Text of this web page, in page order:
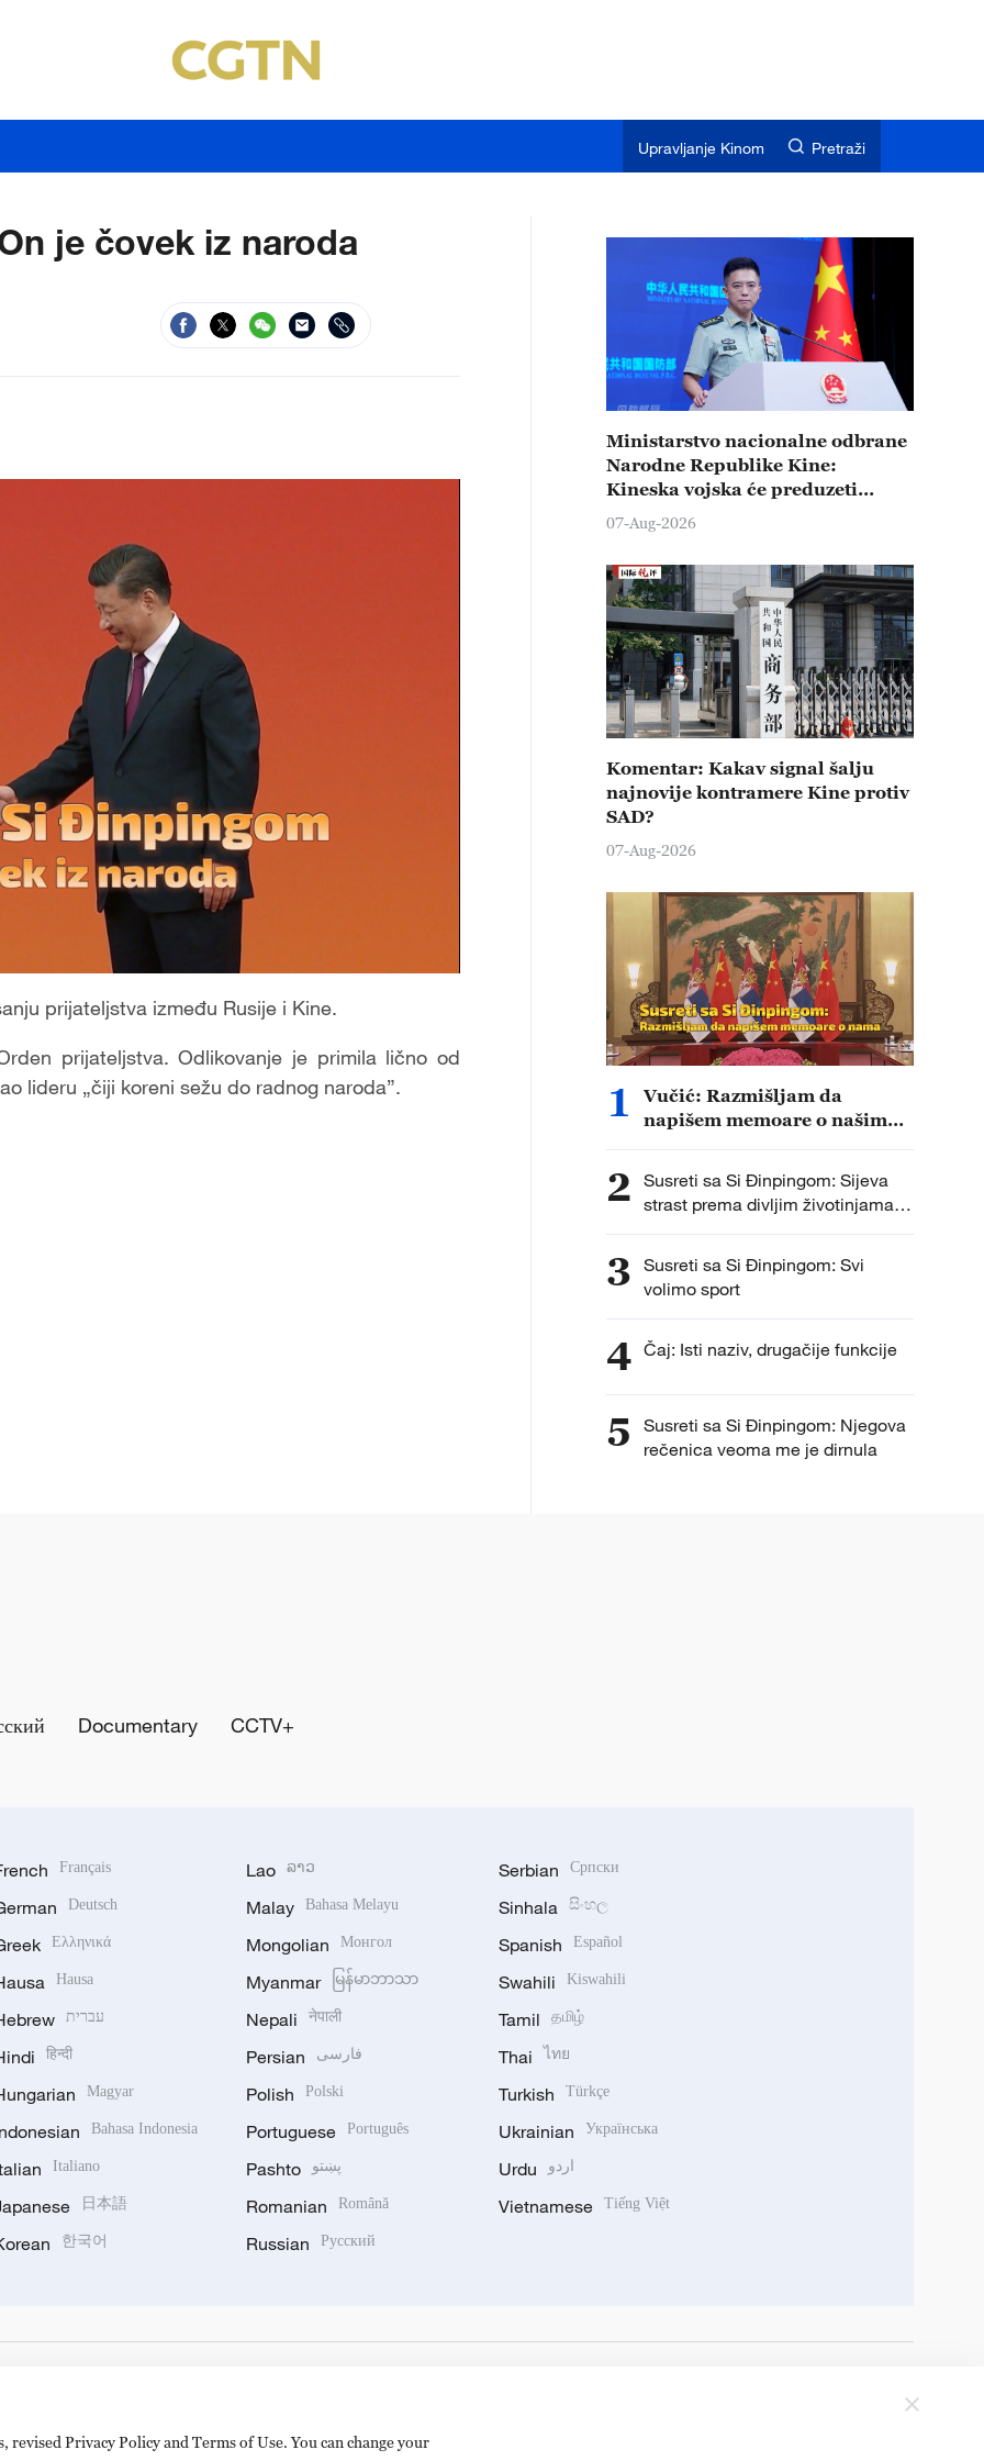
Upravljanje Kinom Pretraži
je čovek iz naroda
prijateljstva između Rusije i Kine.
prijateljstva. Odlikovanje je primila lično od
lideru „čiji koreni sežu do radnog naroda”.
Ministarstvo nacionalne odbrane
Narodne Republike Kine:
Kineska vojska će preduzeti
čvrste kontramere protiv svih
provokativnih pokušaja
izazivanja nemira
07-Aug-2026
Komentar: Kakav signal šalju
najnovije kontramere Kine protiv
SAD?
07-Aug-2026
1
Vučić: Razmišljam da
napišem memoare o našim
2 Susreti sa Si Đinpingom: Sijeva
strast prema divljim životinjama i
biodiverzitetu
3 Susreti sa Si Đinpingom: Svi
volimo sport
4 Čaj: Isti naziv, drugačije funkcije
5
Susreti sa Si Đinpingom: Njegova
rečenica veoma me je dirnula
Documentary CCTV+
Français
Deutsch
Ελληνικά
Hausa
עברית
हिन्दी
Magyar
Bahasa Indonesia
Italiano
日本語
한국어
Lao ລາວ
Malay Bahasa Melayu
Mongolian Монгол
Myanmar မြန်မာဘာသာ
Nepali नेपाली
Persian فارسی
Polish Polski
Portuguese Português
Pashto پښتو
Romanian Română
Russian Русский
Serbian Српски
Sinhala සිංහල
Spanish Español
Swahili Kiswahili
Tamil தமிழ்
Thai ไทย
Turkish Türkçe
Ukrainian Українська
Urdu اردو
Vietnamese Tiếng Việt
Privacy Policy and Terms of Use. You can change your